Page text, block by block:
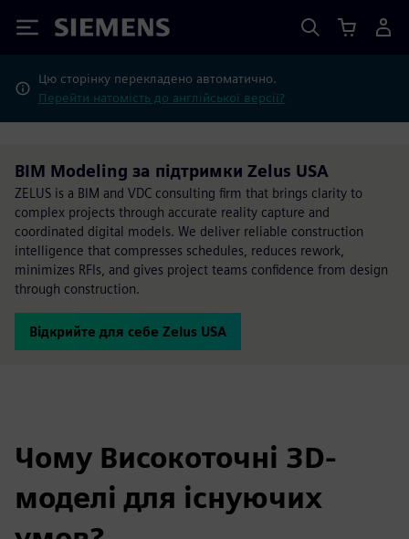
Siemens
Цю сторінку перекладено автоматично.
Перейти натомість до англійської версії?
BIM Modeling за підтримки Zelus USA
ZELUS is a BIM and VDC consulting firm that brings clarity to
complex projects through accurate reality capture and
coordinated digital models. We deliver reliable construction
intelligence that compresses schedules, reduces rework,
minimizes RFIs, and gives project teams confidence from design
through construction.
Відкрийте для себе Zelus USA
Чому Високоточні 3D-
моделі для існуючих